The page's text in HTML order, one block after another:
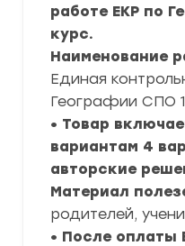
работе ЕКР по
курс.
Наименование
Единая
Географии СПО 1
• Товар
вариантам 4
авторские
Материал
родителей,
• После оплаты